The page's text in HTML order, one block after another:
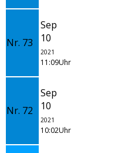
Nr. 73
Sep
10
2021
11:09Uhr
Nr. 72
Sep
10
2021
10:02Uhr